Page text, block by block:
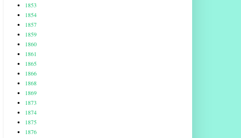
1853
1854
1857
1859
1860
1861
1865
1866
1868
1869
1873
1874
1875
1876